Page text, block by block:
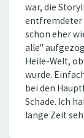
war, die
entfremdeter
schon eher
alle"
Heile-Welt,
wurde.
bei den
Schade. Ich
lange Zeit